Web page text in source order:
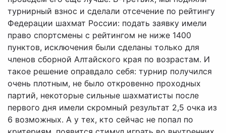
турнирный взнос и сделали отсечение по рейтингу
Федерации шахмат России: подать заявку имели
право спортсмены с рейтингом не ниже 1400
пунктов, исключения были сделаны только для
членов сборной Алтайского края по возрастам. И
такое решение оправдало себя: турнир получился
очень плотным, не было откровенно проходных
партий, некоторые сильные шахматисты после
первого дня имели скромный результат 2,5 очка из
6 возможных. А у тех, кто сейчас не попал по